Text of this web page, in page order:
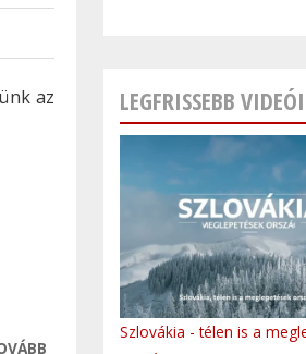
VESZPRÉM
az
LEGFRISSEBB
Szlovákia - télen is a
Volvo Trucks platooning
Oceana - Endless Summer
Evanescence - Weight Of
10 látnivaló